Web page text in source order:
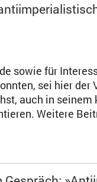
sowie für
sei hier
auch in
Weitere